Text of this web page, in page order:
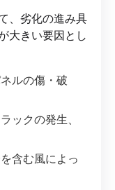
、劣化の進み具
大きい要因とし
ルの傷・破
ックの発生、
含む風によっ